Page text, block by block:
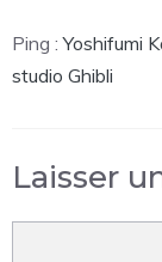
Ping :Yoshifumi
studio Ghibli
Laisser